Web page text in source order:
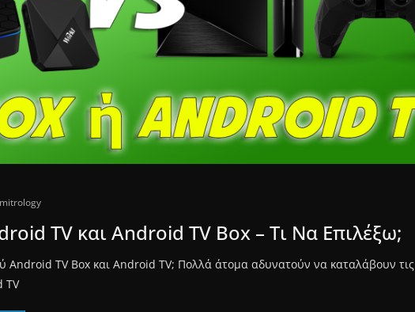
TV και Android TV Box – Τι Να Επιλέξω;
Android TV Box και Android TV; Πολλά άτομα αδυνατούν να καταλάβουν τις
TV